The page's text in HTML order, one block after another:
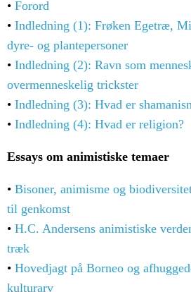
• Forord
• Indledning (1): Frøken Egetræ,
dyre- og plantepersoner
• Indledning (2): Ravn som
overmenneskelig trickster
• Indledning (3): Hvad er
• Indledning (4): Hvad er religion?
Essays om animistiske temaer
• Bisoner, animisme og
til genkomst
• H.C. Andersens animistiske
træk
• Hovedjagt på Borneo og
kulturarv